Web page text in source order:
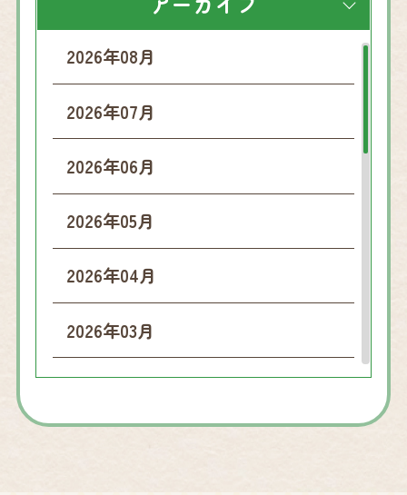
2026年08月
2026年07月
2026年06月
2026年05月
2026年04月
2026年03月
2026年02月